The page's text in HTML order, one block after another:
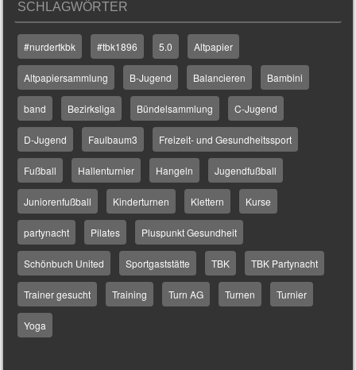
SCHLAGWÖRTER
#nurdertkbk #tbk1896 5.0 Altpapier
Altpapiersammlung B-Jugend Balancieren Bambini
band Bezirksliga Bündelsammlung C-Jugend
D-Jugend Faulbaum3 Freizeit- und Gesundheitssport
Fußball Hallenturnier Hangeln Jugendfußball
Juniorenfußball Kinderturnen Klettern Kurse
partynacht Pilates Pluspunkt Gesundheit
Schönbuch United Sportgaststätte TBK TBK Partynacht
Trainer gesucht Training Turn AG Turnen Turnier
Yoga